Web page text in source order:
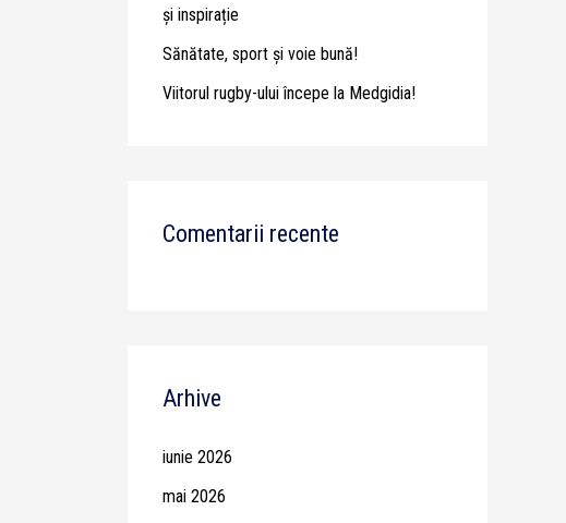
și inspirație
Sănătate, sport și voie bună!
Viitorul rugby-ului începe la Medgidia!
Comentarii recente
Arhive
iunie 2026
mai 2026